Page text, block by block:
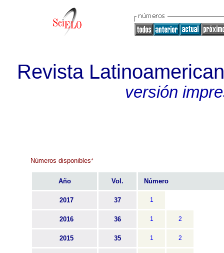
Revista
versión
Números disponibles*
Año Vol. Número
2017 37 1
2016 36 1 2
2015 35 1 2